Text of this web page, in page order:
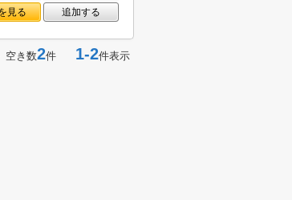
見る 追加する
空き数2件 1-2件表示